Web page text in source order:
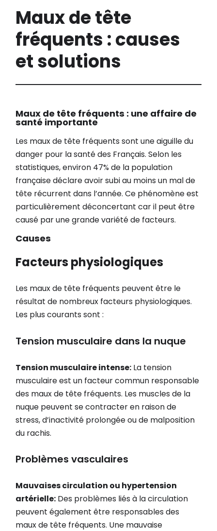
Maux de tête
fréquents : causes
et solutions
Maux de tête fréquents : une affaire de
santé importante
Les maux de tête fréquents sont une aiguille du
danger pour la santé des Français. Selon les
statistiques, environ 47% de la population
française déclare avoir subi au moins un mal de
tête récurrent dans l’année. Ce phénomène est
particulièrement déconcertant car il peut être
causé par une grande variété de facteurs.
Causes
Facteurs physiologiques
Les maux de tête fréquents peuvent être le
résultat de nombreux facteurs physiologiques.
Les plus courants sont :
Tension musculaire dans la nuque
Tension musculaire intense: La tension
musculaire est un facteur commun responsable
des maux de tête fréquents. Les muscles de la
nuque peuvent se contracter en raison de
stress, d’inactivité prolongée ou de malposition
du rachis.
Problèmes vasculaires
Mauvaises circulation ou hypertension
artérielle: Des problèmes liés à la circulation
peuvent également être responsables des
maux de tête fréquents. Une mauvaise